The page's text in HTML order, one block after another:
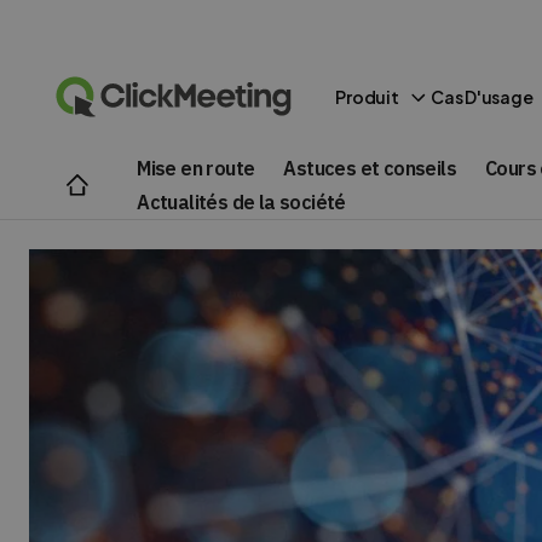
Produit Cas D'usage
Mise en route Astuces et conseils
Actualités de la société